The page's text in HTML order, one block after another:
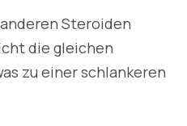
Steroiden
die gleichen
zu einer schlankeren